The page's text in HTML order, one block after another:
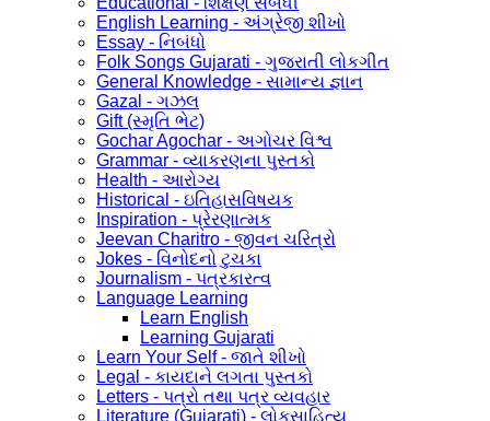
English Learning - અંગ્રેજી શીખો
Essay - નિબંધો
Folk Songs Gujarati - ગુજરાતી લોકગીત
General Knowledge - સામાન્ય જ્ઞાન
Gazal - ગઝલ
Gift (સ્મૃતિ ભેટ)
Gochar Agochar - અગોચર વિશ્વ
Grammar - વ્યાકરણના પુસ્તકો
Health - આરોગ્ય
Historical - ઇતિહાસવિષયક
Inspiration - પ્રેરણાત્મક
Jeevan Charitro - જીવન ચરિત્રો
Jokes - વિનોદનો ટુચકા
Journalism - પત્રકારત્વ
Language Learning
Learn English
Learning Gujarati
Learn Your Self - જાતે શીખો
Legal - કાયદાને લગતા પુસ્તકો
Letters - પત્રો તથા પત્ર વ્યવહાર
Literature (Gujarati) - લોકસાહિત્ય